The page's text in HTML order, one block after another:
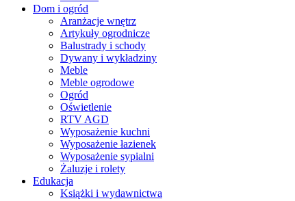
Dom i ogród
Aranżacje wnętrz
Artykuły ogrodnicze
Balustrady i schody
Dywany i wykładziny
Meble
Meble ogrodowe
Ogród
Oświetlenie
RTV AGD
Wyposażenie kuchni
Wyposażenie łazienek
Wyposażenie sypialni
Żaluzje i rolety
Edukacja
Książki i wydawnictwa